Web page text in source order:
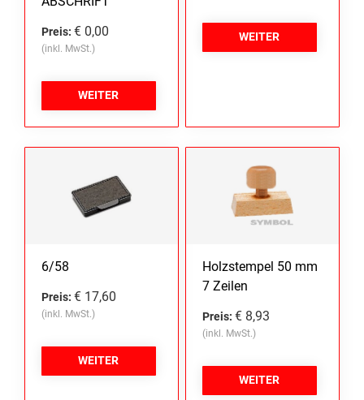
Preis:€ 0,00
(inkl. MwSt.)
WEITER
WEITER
6/58
Preis:€ 17,60
(inkl. MwSt.)
WEITER
Holzstempel 50 mm
7 Zeilen
Preis: € 8,93
(inkl. MwSt.)
WEITER